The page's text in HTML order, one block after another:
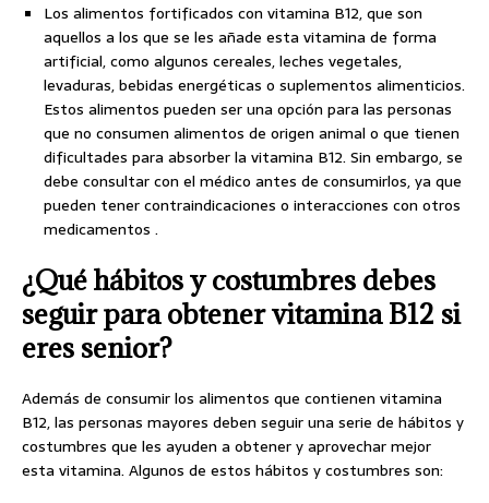
Los alimentos fortificados con vitamina B12, que son
aquellos a los que se les añade esta vitamina de forma
artificial, como algunos cereales, leches vegetales,
levaduras, bebidas energéticas o suplementos alimenticios.
Estos alimentos pueden ser una opción para las personas
que no consumen alimentos de origen animal o que tienen
dificultades para absorber la vitamina B12. Sin embargo, se
debe consultar con el médico antes de consumirlos, ya que
pueden tener contraindicaciones o interacciones con otros
medicamentos .
¿Qué hábitos y costumbres debes
seguir para obtener vitamina B12 si
eres senior?
Además de consumir los alimentos que contienen vitamina
B12, las personas mayores deben seguir una serie de hábitos y
costumbres que les ayuden a obtener y aprovechar mejor
esta vitamina. Algunos de estos hábitos y costumbres son: